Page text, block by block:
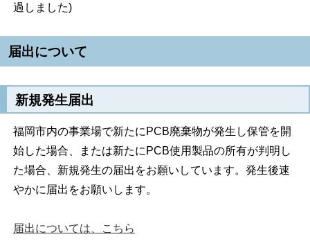
過しました)
届出について
新規発生届出
福岡市内の事業場で新たにPCB廃棄物が発生し保管を開
始した場合、または新たにPCB使用製品の所有が判明し
た場合、新規発生の届出をお願いしています。発生後速
やかに届出をお願いします。
届出については、こちら